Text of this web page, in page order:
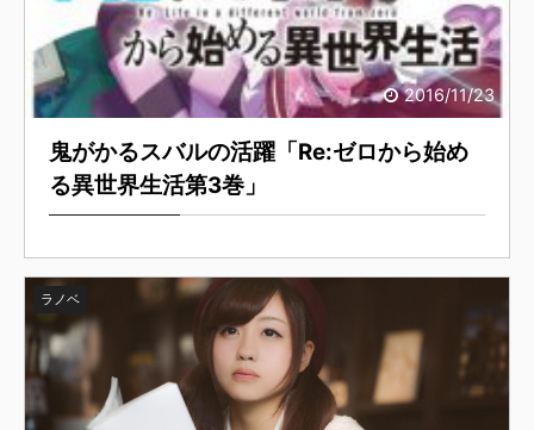
2016/11/23
鬼がかるスバルの活躍「Re:ゼロから始め
る異世界生活第3巻」
ラノベ